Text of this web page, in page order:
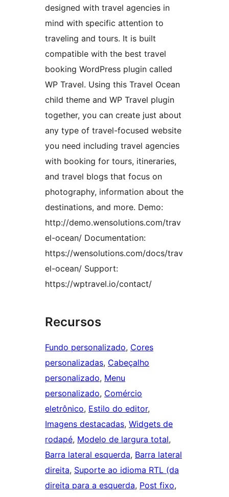
designed with travel agencies in
mind with specific attention to
traveling and tours. It is built
compatible with the best travel
booking WordPress plugin called
WP Travel. Using this Travel Ocean
child theme and WP Travel plugin
together, you can create just about
any type of travel-focused website
you need including travel agencies
with booking for tours, itineraries,
and travel blogs that focus on
photography, information about the
destinations, and more. Demo:
http://demo.wensolutions.com/trav
el-ocean/ Documentation:
https://wensolutions.com/docs/trav
el-ocean/ Support:
https://wptravel.io/contact/
Recursos
Fundo personalizado, Cores
personalizadas, Cabeçalho
personalizado, Menu
personalizado, Comércio
eletrônico, Estilo do editor
Imagens destacadas, Widgets de
rodapé, Modelo de largura total
Barra lateral esquerda, Barra lateral
direita, Suporte ao idioma RTL (da
direita para a esquerda, Post fixo